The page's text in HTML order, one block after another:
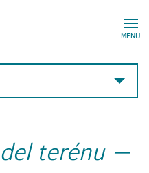
MENU
terénu